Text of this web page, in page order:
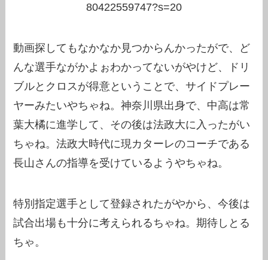
80422559747?s=20
動画探してもなかなか見つからんかったがで、ど
んな選手ながかよぉわかってないがやけど、ドリ
ブルとクロスが得意ということで、サイドプレー
ヤーみたいやちゃね。神奈川県出身で、中高は常
葉大橘に進学して、その後は法政大に入ったがい
ちゃね。法政大時代に現カターレのコーチである
長山さんの指導を受けているようやちゃね。
特別指定選手として登録されたがやから、今後は
試合出場も十分に考えられるちゃね。期待しとる
ちゃ。